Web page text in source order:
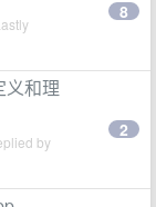
8
义和理
by
2